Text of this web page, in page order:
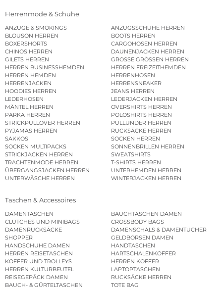
Herrenmode & Schuhe
ANZÜGE & SMOKINGS
ANZUGSSCHUHE HERREN
BLOUSON HERREN
BOOTS HERREN
BOXERSHORTS
CARGOHOSEN HERREN
CHINOS HERREN
DAUNENJACKEN HERREN
GILETS HERREN
GROSSE GRÖSSEN HERREN
HERREN BUSINESSHEMDEN
HERREN FREIZEITHEMDEN
HERREN HEMDEN
HERRENHOSEN
HERRENJACKEN
HERRENSNEAKER
HOODIES HERREN
JEANS HERREN
LEDERHOSEN
LEDERJACKEN HERREN
MÄNTEL HERREN
OVERSHIRTS HERREN
PARKA HERREN
POLOSHIRTS HERREN
STRICKPULLOVER HERREN
PULLUNDER HERREN
PYJAMAS HERREN
RUCKSÄCKE HERREN
SAKKOS
SOCKEN HERREN
SOCKEN MULTIPACKS
SONNENBRILLEN HERREN
STRICKJACKEN HERREN
SWEATSHIRTS
TRACHTENMODE HERREN
T-SHIRTS HERREN
ÜBERGANGSJACKEN HERREN
UNTERHEMDEN HERREN
UNTERWÄSCHE HERREN
WINTERJACKEN HERREN
Taschen & Accessoires
DAMENTASCHEN
BAUCHTASCHEN DAMEN
CLUTCHES UND MINIBAGS
CROSSBODY BAGS
DAMENRUCKSÄCKE
DAMENSCHALS & DAMENTÜCHER
SHOPPER
GELDBÖRSEN DAMEN
HANDSCHUHE DAMEN
HANDTASCHEN
HERREN REISETASCHEN
HARTSCHALENKOFFER
KOFFER UND TROLLEYS
HERREN KOFFER
HERREN KULTURBEUTEL
LAPTOPTASCHEN
REISEGEPÄCK DAMEN
RUCKSÄCKE HERREN
BAUCH- & GÜRTELTASCHEN
TOTE BAG